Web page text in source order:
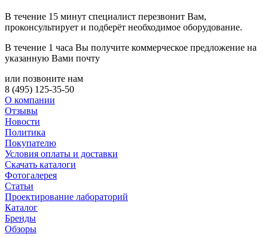
В течение 15 минут специалист перезвонит Вам,
проконсультирует и подберёт необходимое оборудование.
В течение 1 часа Вы получите коммерческое предложение на
указанную Вами почту
или позвоните нам
8 (495) 125-35-50
О компании
Отзывы
Новости
Политика
Покупателю
Условия оплаты и доставки
Скачать каталоги
Фотогалерея
Статьи
Проектирование лабораторий
Каталог
Бренды
Обзоры